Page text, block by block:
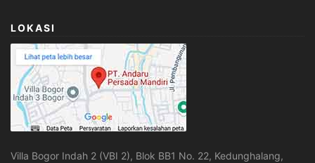
LOKASI
Villa Bogor Indah 2 (VBI 2), Blok BB1 No. 22, Kedunghalang,